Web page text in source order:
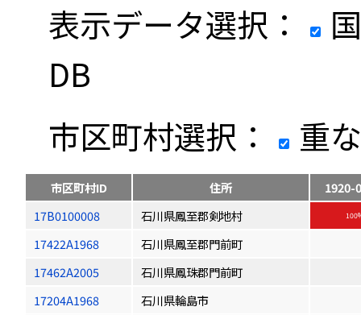
表示データ選択：
DB
市区町村選択：
重
市区町村ID 住所
1920-
17B0100008
石川県鳳至郡剣地村
17422A1968
石川県鳳至郡門前町
17462A2005
石川県鳳珠郡門前町
17204A1968
石川県輪島市